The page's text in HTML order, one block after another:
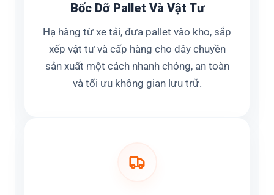
Bốc Dỡ Pallet Và Vật Tư
Hạ hàng từ xe tải, đưa pallet vào kho, sắp
xếp vật tư và cấp hàng cho dây chuyền
sản xuất một cách nhanh chóng, an toàn
và tối ưu không gian lưu trữ.